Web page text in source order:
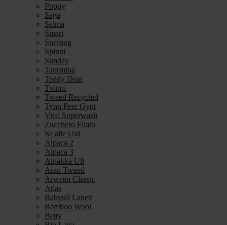
Poppy
Saga
Selma
Smart
Snefnug
Spinni
Sunday
Taormina
Teddy Dear
Tvinni
Tweed Recycled
Tynn Peer Gynt
Vital Superwash
Zucchero Filato
Se alle Uld
Alpaca 2
Alpaca 3
Alpakka Ull
Aran Tweed
Arwetta Classic
Atlas
Babyull Lanett
Bamboo Wool
Betty